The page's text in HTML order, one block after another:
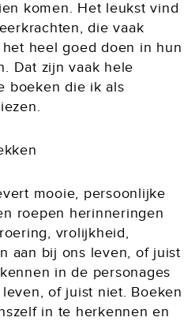
komen. Het leukst vind
die vaak
heel goed doen in hun
Dat zijn vaak hele
boeken die ik als
mooie, persoonlijke
roepen herinneringen
vrolijkheid,
aan bij ons leven, of juist
in de personages
of juist niet. Boeken
in te herkennen en